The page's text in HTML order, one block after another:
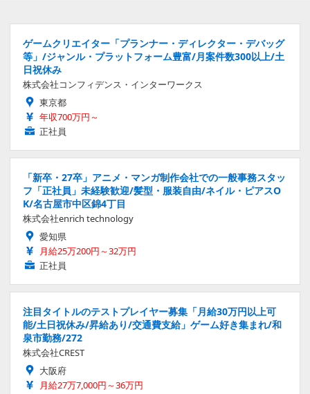
ゲームクリエイター「プランナー・ディレクター・デバッグ
等」/ジャンル・プラットフォーム豊富/月案件数300以上/土
日祝休み
株式会社コンフィデンス・インターワークス
東京都
年収700万円～
正社員
「新卒・27卒」アニメ・マンガ制作会社での一般事務スタッ
フ「正社員」未経験歓迎/髪型・服装自由/ネイル・ピアスO
K/名古屋市中区錦4丁目
株式会社enrich technology
愛知県
月給25万200円～32万円
正社員
注目タイトルのテストプレイヤー募集「月給30万円以上可
能/土日祝休み/昇給あり/交通費支給」ゲーム好き集まれ/和
泉市勤務/272
株式会社CREST
大阪府
月給27万7,000円～36万円